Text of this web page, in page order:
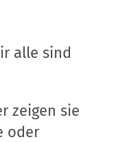
alle sind
zeigen sie
oder